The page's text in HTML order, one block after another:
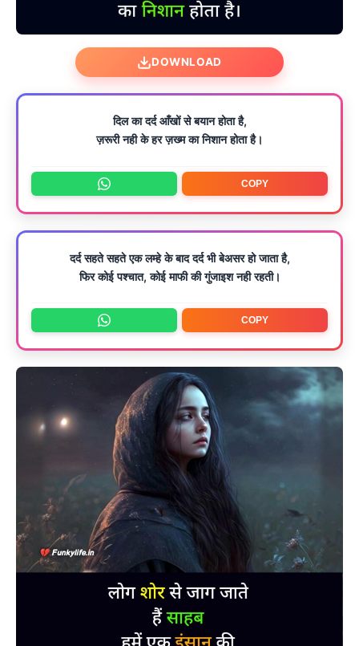
DOWNLOAD
दिल का दर्द आँखों से बयान होता है,
ज़रूरी नही के हर ज़ख्म का निशान होता है।
COPY
दर्द सहते सहते एक लम्हे के बाद दर्द भी बेअसर हो जाता है,
फिर कोई पश्चात, कोई माफी की गुंजाइश नही रहती।
COPY